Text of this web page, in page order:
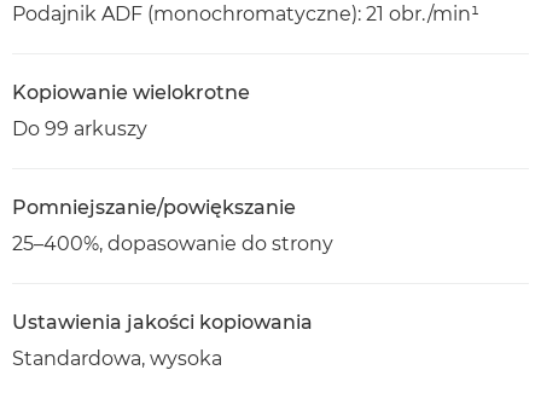
Podajnik ADF (monochromatyczne): 21 obr./min¹
Kopiowanie wielokrotne
Do 99 arkuszy
Pomniejszanie/powiększanie
25–400%, dopasowanie do strony
Ustawienia jakości kopiowania
Standardowa, wysoka